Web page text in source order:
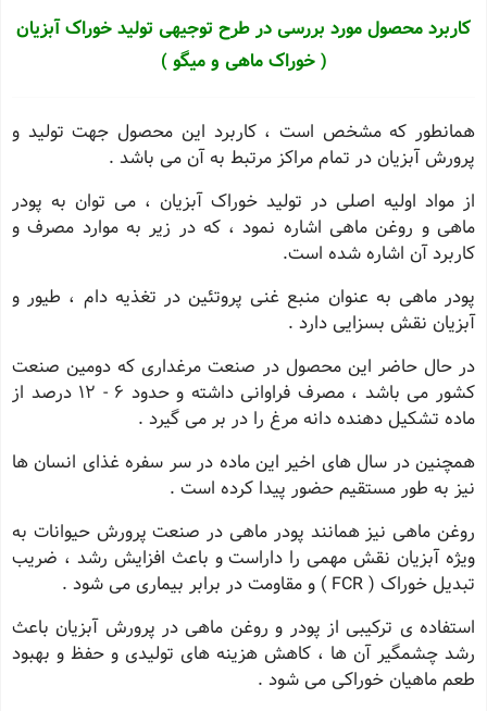
کاربرد محصول مورد بررسی در طرح توجیهی تولید خوراک آبزیان
( خوراک ماهی و میگو )
همانطور که مشخص است ، کاربرد این محصول جهت تولید و
پرورش آبزیان در تمام مراکز مرتبط به آن می باشد .
از مواد اولیه اصلی در تولید خوراک آبزیان ، می توان به پودر
ماهی و روغن ماهی اشاره نمود ، که در زیر به موارد مصرف و
کاربرد آن اشاره شده است.
پودر ماهی به عنوان منبع غنی پروتئین در تغذیه دام ، طیور و
آبزیان نقش بسزایی دارد .
در حال حاضر این محصول در صنعت مرغداری که دومین صنعت
کشور می باشد ، مصرف فراوانی داشته و حدود 6 - 12 درصد از
ماده تشکیل دهنده دانه مرغ را در بر می گیرد .
همچنین در سال های اخیر این ماده در سر سفره غذای انسان ها
نیز به طور مستقیم حضور پیدا کرده است .
روغن ماهی نیز همانند پودر ماهی در صنعت پرورش حیوانات به
ویژه آبزیان نقش مهمی را داراست و باعث افزایش رشد ، ضریب
تبدیل خوراک ( FCR ) و مقاومت در برابر بیماری می شود .
استفاده ی ترکیبی از پودر و روغن ماهی در پرورش آبزیان باعث
رشد چشمگیر آن ها ، کاهش هزینه های تولیدی و حفظ و بهبود
طعم ماهیان خوراکی می شود .